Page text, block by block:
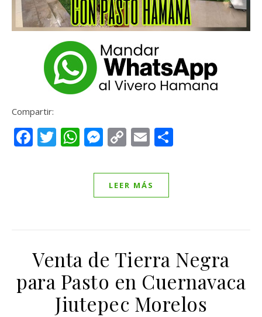
Compartir:
Facebook
Twitter
WhatsApp
Messenger
CopyEmail
LEER MÁS
Venta de Tierra Negra
para Pasto en Cuernavaca
Jiutepec Morelos